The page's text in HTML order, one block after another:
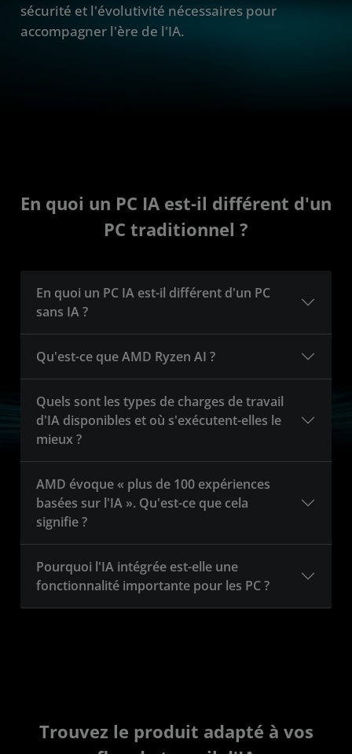
sécurité et l'évolutivité nécessaires pour
accompagner l'ère de l'IA.
En quoi un PC IA est-il différent d'un
PC traditionnel ?
En quoi un PC IA est-il différent d'un PC
sans IA ?
Qu'est-ce que AMD Ryzen AI ?
Quels sont les types de charges de travail
d'IA disponibles et où s'exécutent-elles le
mieux ?
AMD évoque « plus de 100 expériences
basées sur l'IA ». Qu'est-ce que cela
signifie ?
Pourquoi l'IA intégrée est-elle une
fonctionnalité importante pour les PC ?
Trouvez le produit adapté à vos